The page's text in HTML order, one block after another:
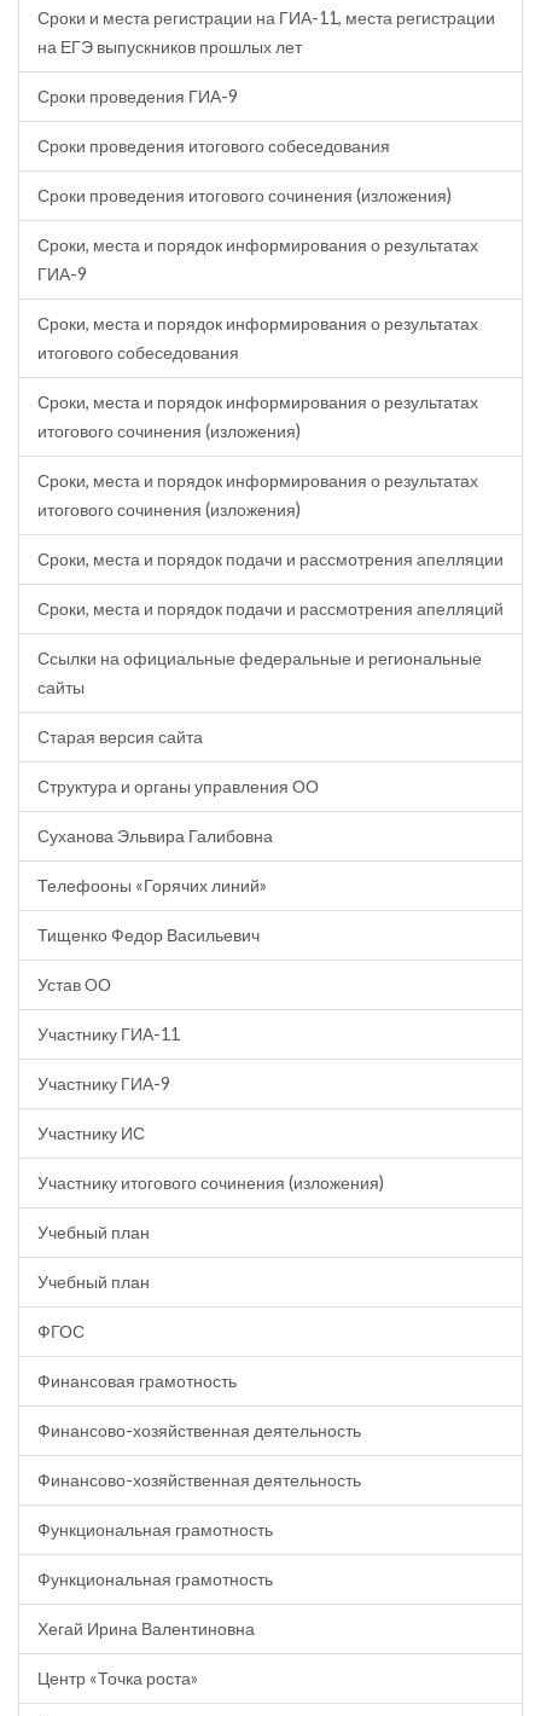
Сроки и места регистрации на ГИА-11, места регистрации
на ЕГЭ выпускников прошлых лет
Сроки проведения ГИА-9
Сроки проведения итогового собеседования
Сроки проведения итогового сочинения (изложения)
Сроки, места и порядок информирования о результатах
ГИА-9
Сроки, места и порядок информирования о результатах
итогового собеседования
Сроки, места и порядок информирования о результатах
итогового сочинения (изложения)
Сроки, места и порядок информирования о результатах
итогового сочинения (изложения)
Сроки, места и порядок подачи и рассмотрения апелляции
Сроки, места и порядок подачи и рассмотрения апелляций
Ссылки на официальные федеральные и региональные
сайты
Старая версия сайта
Структура и органы управления ОО
Суханова Эльвира Галибовна
Телефооны «Горячих линий»
Тищенко Федор Васильевич
Устав ОО
Участнику ГИА-11
Участнику ГИА-9
Участнику ИС
Участнику итогового сочинения (изложения)
Учебный план
Учебный план
ФГОС
Финансовая грамотность
Финансово-хозяйственная деятельность
Финансово-хозяйственная деятельность
Функциональная грамотность
Функциональная грамотность
Хегай Ирина Валентиновна
Центр «Точка роста»